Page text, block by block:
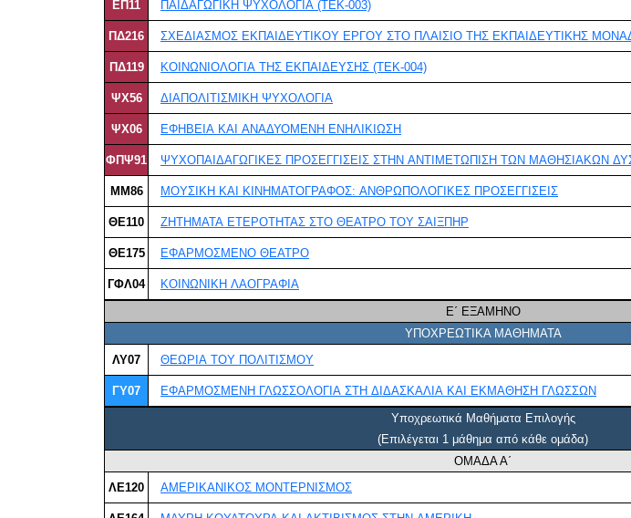
ΕΠ11 ΠΑΙΔΑΓΩΓΙΚΗ ΨΥΧΟΛΟΓΙΑ (ΤΕΚ-003)
ΠΔ216
ΠΔ119 ΚΟΙΝΩΝΙΟΛΟΓΙΑ ΤΗΣ ΕΚΠΑΙΔΕΥΣΗΣ (ΤΕΚ-004)
ΨΧ56 ΔΙΑΠΟΛΙΤΙΣΜΙΚΗ ΨΥΧΟΛΟΓΙΑ
ΨΧ06 ΕΦΗΒΕΙΑ ΚΑΙ ΑΝΑΔΥΟΜΕΝΗ ΕΝΗΛΙΚΙΩΣΗ
ΦΠΨ91
ΜΜ86 ΜΟΥΣΙΚΗ ΚΑΙ ΚΙΝΗΜΑΤΟΓΡΑΦΟΣ: ΑΝΘΡΩΠΟΛΟΓΙΚΕΣ ΠΡΟΣΕΓΓΙΣΕΙΣ
ΘΕ110 ΖΗΤΗΜΑΤΑ ΕΤΕΡΟΤΗΤΑΣ ΣΤΟ ΘΕΑΤΡΟ ΤΟΥ ΣΑΙΞΠΗΡ
ΘΕ175 ΕΦΑΡΜΟΣΜΕΝΟ ΘEΑΤΡΟ
ГΦΛ04
ΚΟΙΝΩΝΙΚΗ ΛΑΟΓΡΑΦΙΑ
Ε΄ ΕΞΑΜΗΝΟ
ΥΠΟΧΡΕΩΤΙΚΑ ΜΑΘΗΜΑΤΑ
ΛΥ07
ΘΕΩΡΙΑ ΤΟΥ ΠΟΛΙΤΙΣΜΟΥ
ΓΥ07
ΕΦΑΡΜΟΣΜΕΝΗ ΓΛΩΣΣΟΛΟΓΙΑ ΣΤΗ ΔΙΔΑΣΚΑΛΙΑ ΚΑΙ ΕΚΜΑΘΗΣΗ ΓΛΩΣΣΩΝ
Υποχρεωτικά Μαθήματα Επιλογής
(Επιλέγεται 1 μάθημα από κάθε ομάδα)
ΟΜΑΔΑ Α΄
ΛΕ120
ΑΜΕΡΙΚΑΝΙΚΟΣ ΜΟΝΤΕΡΝΙΣΜΟΣ